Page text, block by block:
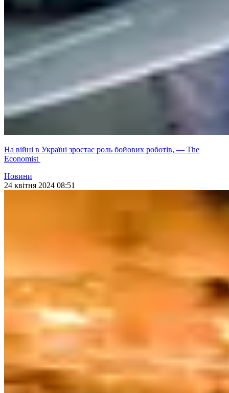
На війні в Україні зростає роль бойових роботів, — The
Economist
Новини
24 квітня 2024 08:51